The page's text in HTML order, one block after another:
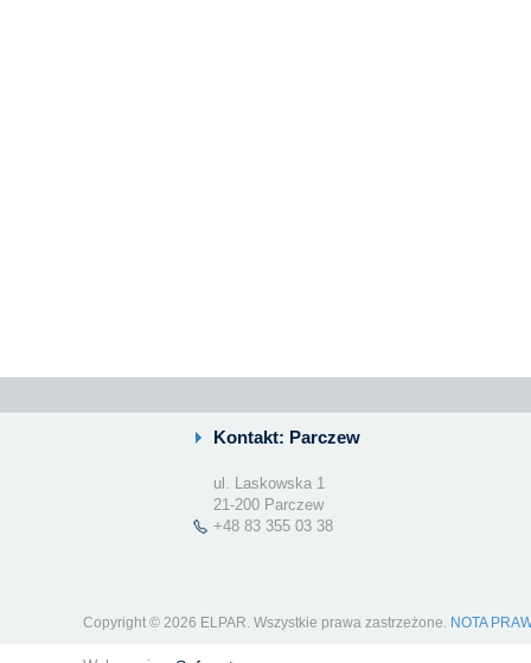
Kontakt: Parczew
ul. Laskowska 1
21-200 Parczew
+48 83 355 03 38
Copyright © 2026 ELPAR. Wszystkie prawa zastrzeżone. NOTA